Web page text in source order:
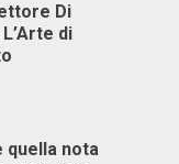
Di
di
quella nota